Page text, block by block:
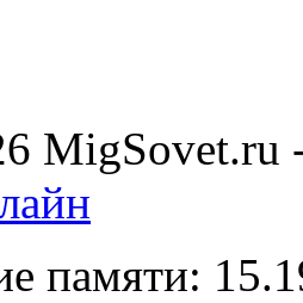
MigSovet.ru
памяти: